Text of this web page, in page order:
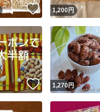
スピード&安心発送
※このバッジは実績に
スピード＆安
スピード発送
いいね！
1,200円
いいね！
1,270円